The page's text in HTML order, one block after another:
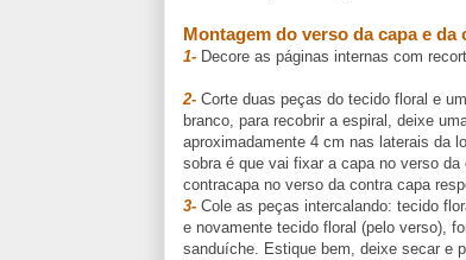
Montagem do verso da capa e da
1- Decore as páginas internas com
2- Corte duas peças do tecido floral e
branco, para recobrir a espiral, deixe
aproximadamente 4 cm nas laterais da
sobra é que vai fixar a capa no verso da
contracapa no verso da contra capa
3- Cole as peças intercalando: tecido
e novamente tecido floral (pelo verso),
sanduíche. Estique bem, deixe secar e